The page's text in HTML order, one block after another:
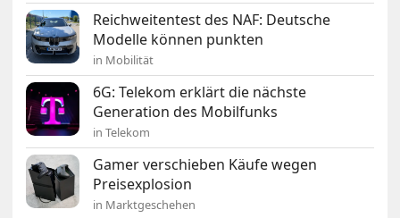
Reichweitentest des NAF: Deutsche
Modelle können punkten
in Mobilität
6G: Telekom erklärt die nächste
Generation des Mobilfunks
in Telekom
Gamer verschieben Käufe wegen
Preisexplosion
in Marktgeschehen